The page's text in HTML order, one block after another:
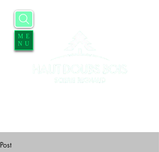
ME
NU
Post